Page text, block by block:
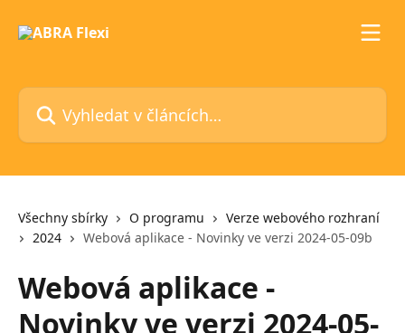
Vyhledat v článcích…
Všechny sbírky O programu
Verze webového rozhraní
2024
Webová aplikace - Novinky ve verzi 2024-05-09b
Webová aplikace -
Novinky ve verzi 2024-05-